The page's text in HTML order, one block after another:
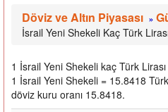
Döviz ve Altın Piyasası »
İsrail Yeni Shekeli Kaç Türk
1 İsrail Yeni Shekeli kaç Türk
1 İsrail Yeni Shekeli = 15.8418
döviz kuru oranı 15.8418.